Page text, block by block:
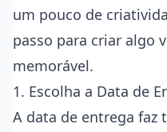
um pouco de
passo para criar algo
memorável.
1. Escolha a Data de
A data de entrega faz